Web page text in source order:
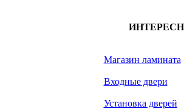
Магазин ламината
Входные двери
Установка дверей